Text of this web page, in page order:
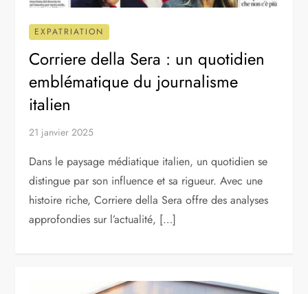
EXPATRIATION
Corriere della Sera : un quotidien
emblématique du journalisme
italien
21 janvier 2025
Dans le paysage médiatique italien, un quotidien se
distingue par son influence et sa rigueur. Avec une
histoire riche, Corriere della Sera offre des analyses
approfondies sur l’actualité, […]